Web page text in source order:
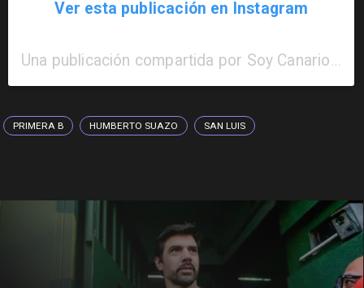
Ver esta publicación en Instagram
Una publicación compartida por Soy Canario (@soycanario.cl)
PRIMERA B HUMBERTO SUAZO SAN LUIS